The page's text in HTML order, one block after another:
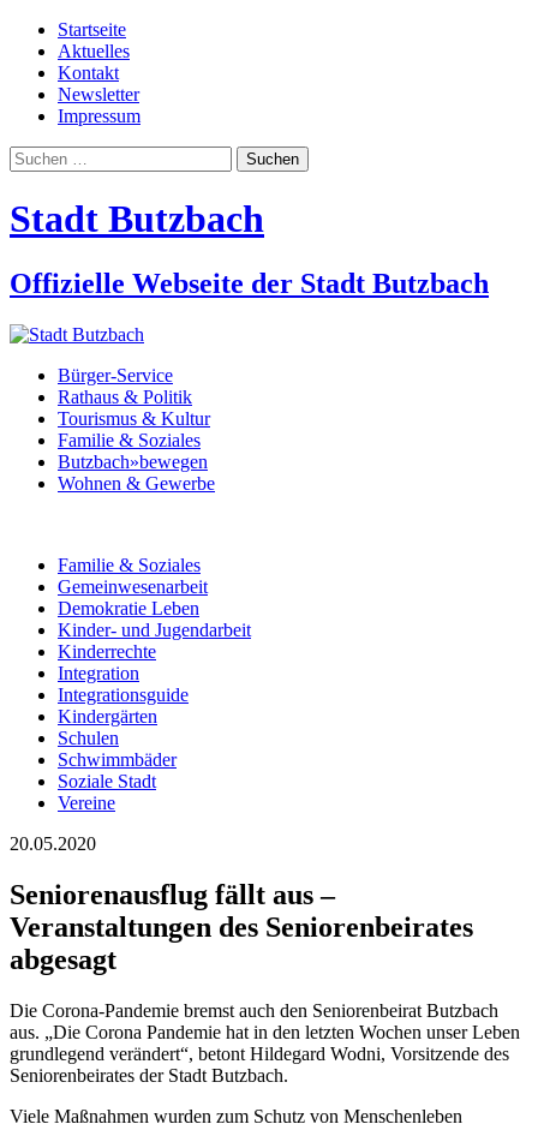
Startseite
Aktuelles
Kontakt
Newsletter
Impressum
Suchen
nach:
Stadt Butzbach
Offizielle Webseite der Stadt Butzbach
Bürger-Service
Rathaus & Politik
Tourismus & Kultur
Familie & Soziales
Butzbach»bewegen
Wohnen & Gewerbe
Familie & Soziales
Gemeinwesenarbeit
Demokratie Leben
Kinder- und Jugendarbeit
Kinderrechte
Integration
Integrationsguide
Kindergärten
Schulen
Schwimmbäder
Soziale Stadt
Vereine
20.05.2020
Seniorenausflug fällt aus –
Veranstaltungen des Seniorenbeirates
abgesagt
Die Corona-Pandemie bremst auch den Seniorenbeirat Butzbach
aus. „Die Corona Pandemie hat in den letzten Wochen unser Leben
grundlegend verändert“, betont Hildegard Wodni, Vorsitzende des
Seniorenbeirates der Stadt Butzbach.
Viele Maßnahmen wurden zum Schutz von Menschenleben